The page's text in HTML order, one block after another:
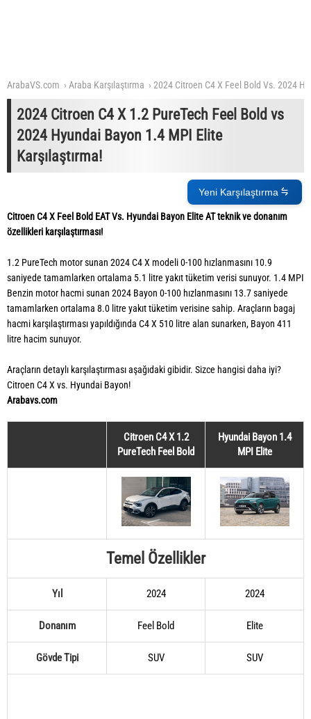
ArabaVS.com Araba Karşılaştırma 2024 Citroen C4 X Feel Bold Vs. 2024
2024 Citroen C4 X 1.2 PureTech Feel Bold vs
2024 Hyundai Bayon 1.4 MPI Elite
Karşılaştırma!
Yeni Karşılaştırma
Citroen C4 X Feel Bold EAT Vs. Hyundai Bayon Elite AT teknik ve donanım
özellikleri karşılaştırması!
1.2 PureTech motor sunan 2024 C4 X modeli 0-100 hızlanmasını 10.9
saniyede tamamlarken ortalama 5.1 litre yakıt tüketim verisi sunuyor. 1.4 MPI
Benzin motor hacmi sunan 2024 Bayon 0-100 hızlanmasını 13.7 saniyede
tamamlarken ortalama 8.0 litre yakıt tüketim verisine sahip. Araçların bagaj
hacmi karşılaştırması yapıldığında C4 X 510 litre alan sunarken, Bayon 411
litre hacim sunuyor.
Araçların detaylı karşılaştırması aşağıdaki gibidir. Sizce hangisi daha iyi?
Citroen C4 X vs. Hyundai Bayon!
Arabavs.com
Citroen C4 X 1.2
PureTech Feel Bold
Hyundai Bayon 1.4
MPI Elite
Temel Özellikler
Yıl 2024 2024
Donanım Feel Bold Elite
Gövde Tipi SUV SUV